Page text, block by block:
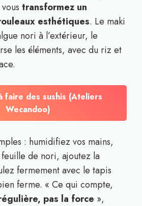
transformez un
esthétiques. Le maki
nori à l’extérieur, le
les éléments, avec du riz et
faire des sushis (Ateliers
Wecandoo)
: humidifiez vos mains,
de nori, ajoutez la
fermement avec le tapis
ferme. « Ce qui compte,
pas la force »,